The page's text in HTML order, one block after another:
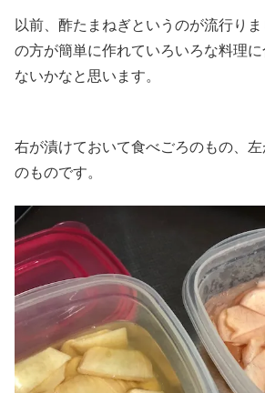
以前、酢たまねぎというのが流行り
の方が簡単に作れていろいろな料理
ないかなと思います。
右が漬けておいて食べごろのもの、
のものです。